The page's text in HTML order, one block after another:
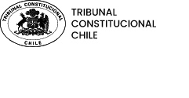
contenido